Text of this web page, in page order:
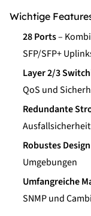
Wichtige
28 Ports–
SFP/SFP+
Layer 2/3
QoS und
Redundante
Ausfallsicherheit
Robustes Design
Umgebungen
Umfangreiche
SNMP und